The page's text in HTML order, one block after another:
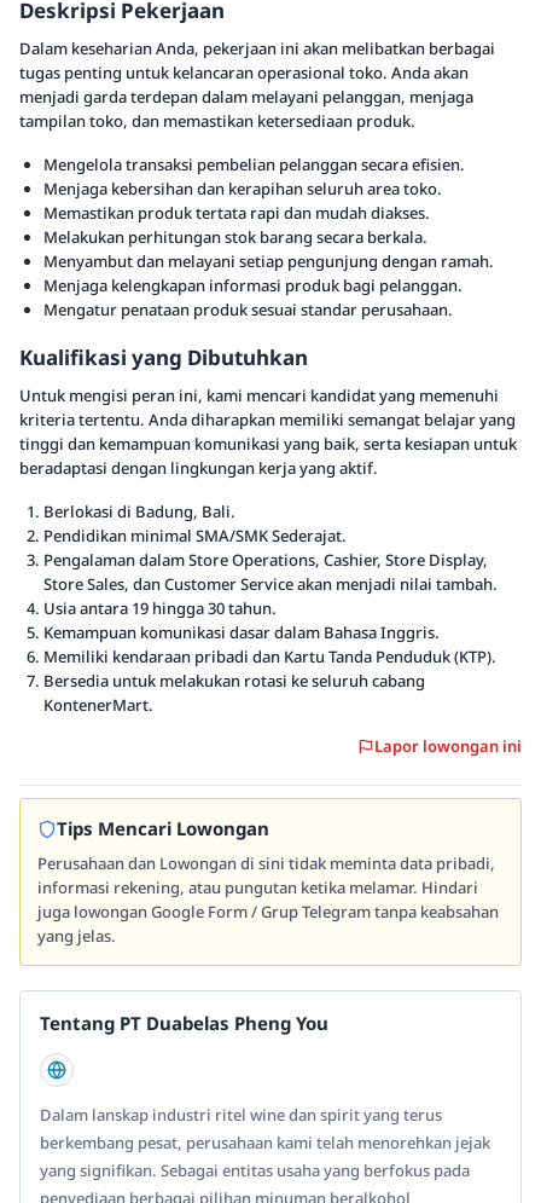
Deskripsi Pekerjaan
Dalam keseharian Anda, pekerjaan ini akan melibatkan berbagai
tugas penting untuk kelancaran operasional toko. Anda akan
menjadi garda terdepan dalam melayani pelanggan, menjaga
tampilan toko, dan memastikan ketersediaan produk.
Mengelola transaksi pembelian pelanggan secara efisien.
Menjaga kebersihan dan kerapihan seluruh area toko.
Memastikan produk tertata rapi dan mudah diakses.
Melakukan perhitungan stok barang secara berkala.
Menyambut dan melayani setiap pengunjung dengan ramah.
Menjaga kelengkapan informasi produk bagi pelanggan.
Mengatur penataan produk sesuai standar perusahaan.
Kualifikasi yang Dibutuhkan
Untuk mengisi peran ini, kami mencari kandidat yang memenuhi
kriteria tertentu. Anda diharapkan memiliki semangat belajar yang
tinggi dan kemampuan komunikasi yang baik, serta kesiapan untuk
beradaptasi dengan lingkungan kerja yang aktif.
Berlokasi di Badung, Bali.
Pendidikan minimal SMA/SMK Sederajat.
Pengalaman dalam Store Operations, Cashier, Store Display,
Store Sales, dan Customer Service akan menjadi nilai tambah.
Usia antara 19 hingga 30 tahun.
Kemampuan komunikasi dasar dalam Bahasa Inggris.
Memiliki kendaraan pribadi dan Kartu Tanda Penduduk (KTP).
Bersedia untuk melakukan rotasi ke seluruh cabang
KontenerMart.
Lapor lowongan ini
Tips Mencari Lowongan
Perusahaan dan Lowongan di sini tidak meminta data pribadi,
informasi rekening, atau pungutan ketika melamar. Hindari
juga lowongan Google Form / Grup Telegram tanpa keabsahan
yang jelas.
Tentang PT Duabelas Pheng You
Dalam lanskap industri ritel wine dan spirit yang terus
berkembang pesat, perusahaan kami telah menorehkan jejak
yang signifikan. Sebagai entitas usaha yang berfokus pada
penyediaan berbagai pilihan minuman beralkohol